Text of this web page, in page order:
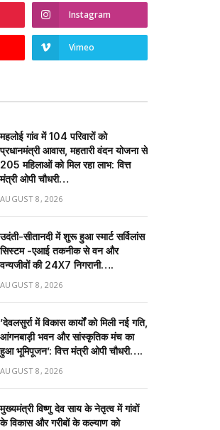
Instagram
Vimeo
महलोई गांव में 104 परिवारों को
प्रधानमंत्री आवास, महतारी वंदन योजना से
205 महिलाओं को मिल रहा लाभ: वित्त
मंत्री ओपी चौधरी…
AUGUST 8, 2026
उदंती-सीतानदी में शुरू हुआ स्मार्ट सर्विलांस
सिस्टम -एआई तकनीक से वन और
वन्यजीवों की 24X7 निगरानी….
AUGUST 8, 2026
’देवलसुर्रा में विकास कार्यों को मिली नई गति,
आंगनबाड़ी भवन और सांस्कृतिक मंच का
हुआ भूमिपूजन’: वित्त मंत्री ओपी चौधरी….
AUGUST 8, 2026
मुख्यमंत्री विष्णु देव साय के नेतृत्व में गांवों
के विकास और गरीबों के कल्याण को